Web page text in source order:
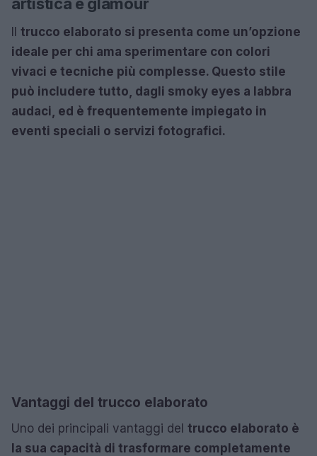
Il trucco elaborato si presenta come un’opzione
ideale per chi ama sperimentare con colori
vivaci e tecniche più complesse. Questo stile
può includere tutto, dagli smoky eyes a labbra
audaci, ed è frequentemente impiegato in
eventi speciali o servizi fotografici.
Vantaggi del trucco elaborato
Uno dei principali vantaggi del trucco elaborato è
la sua capacità di trasformare completamente